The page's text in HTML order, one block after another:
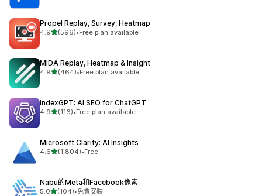
Propel Replay, Survey, Heatmap
4.9滿分 5 顆星
(596)
共有 596 則評價
•Free plan available
MIDA Replay, Heatmap & Insight
4.9滿分 5 顆星
(464)
共有 464 則評價
•Free plan available
IndexGPT: AI SEO for ChatGPT
4.9滿分 5 顆星
(116)
共有 116 則評價
•Free plan available
Microsoft Clarity: AI Insights
4.6滿分 5 顆星
(1,804)
共有 1804 則評價
•Free
Nabu的Meta和Facebook像素
5.0滿分 5 顆星
(104)•免費安裝